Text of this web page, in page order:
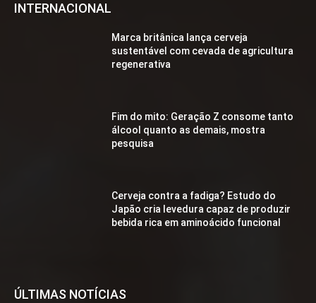
INTERNACIONAL
Marca britânica lança cerveja
sustentável com cevada de agricultura
regenerativa
Fim do mito: Geração Z consome tanto
álcool quanto as demais, mostra
pesquisa
Cerveja contra a fadiga? Estudo do
Japão cria levedura capaz de produzir
bebida rica em aminoácido funcional
ÚLTIMAS NOTÍCIAS